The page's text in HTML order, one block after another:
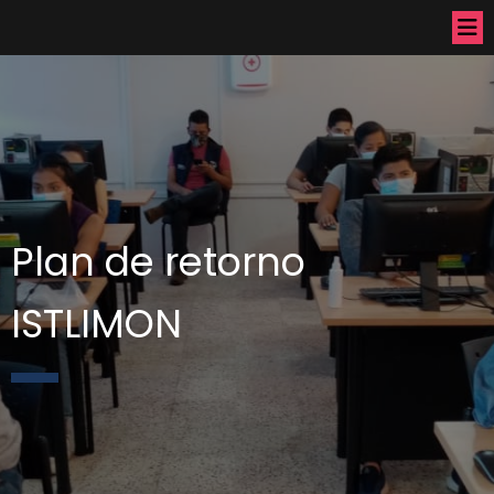
Plan de retorno
ISTLIMON